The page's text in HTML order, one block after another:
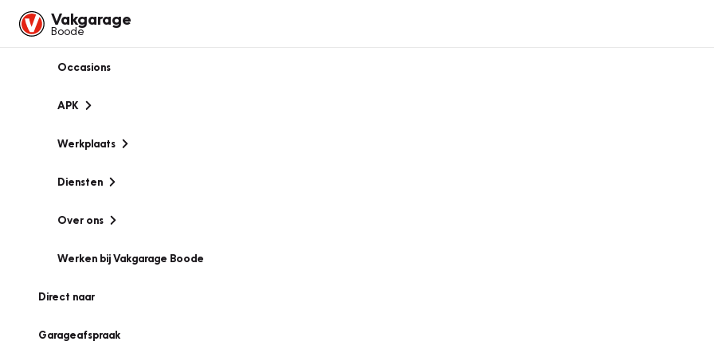
Vakgarage
Boode
Occasions
APK
Werkplaats
Diensten
Over ons
Werken bij Vakgarage Boode
Direct naar
Garageafspraak